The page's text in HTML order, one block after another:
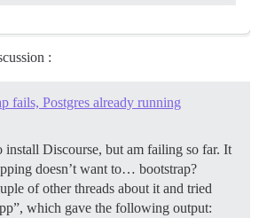
:
fails, Postgres already running
install Discourse, but am failing so far. It
doesn’t want to… bootstrap?
of other threads about it and tried
which gave the following output: